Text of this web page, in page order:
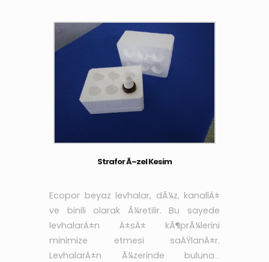
Strafor Ã–zel Kesim
Ecopor beyaz levhalar, dÃ¼z, kanallÄ±
ve binili olarak Ã¼retilir. Bu sayede
levhalarÄ±n Ä±sÄ± kÃ¶prÃ¼lerini
minimize etmesi saÄŸlanÄ±r.
LevhalarÄ±n Ã¼zerinde bulunan